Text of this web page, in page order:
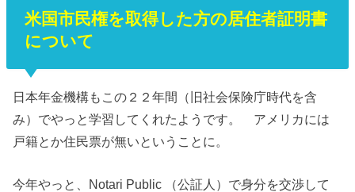
米国市民権を取得した方の居住者証明書
について
日本年金機構もこの２２年間（旧社会保険庁時代を含
み）でやっと学習してくれたようです。 アメリカには
戸籍とか住民票が無いということに。
今年やっと、Notari Public （公証人）で身分を交渉して